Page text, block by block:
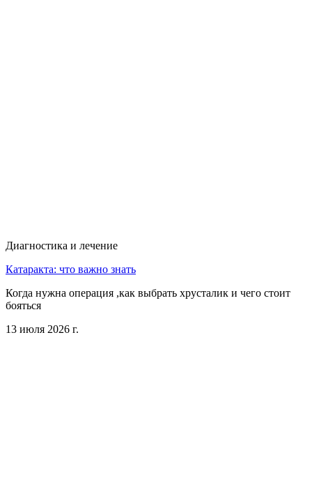
Диагностика и лечение
Катаракта: что важно знать
Когда нужна операция ,как выбрать хрусталик и чего стоит
бояться
13 июля 2026 г.